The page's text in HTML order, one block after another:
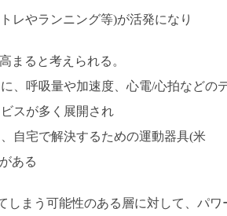
レやランニング等)が活発になり
まると考えられる。
、呼吸量や加速度、心電/心拍などの
スが多く展開され
自宅で解決するための運動器具(米
ある
しまう可能性のある層に対して、パワ